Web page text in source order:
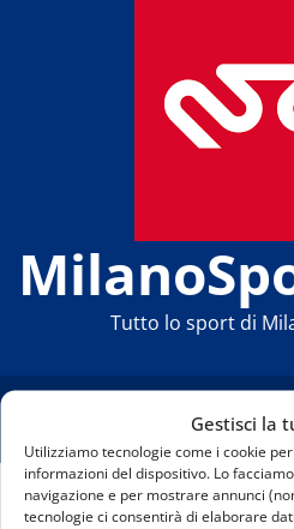
Gestisci la
Utilizziamo tecnologie come i cookie
informazioni del dispositivo. Lo
navigazione e per mostrare annunci
tecnologie ci consentirà di elaborare
Tutto lo sport di
Home